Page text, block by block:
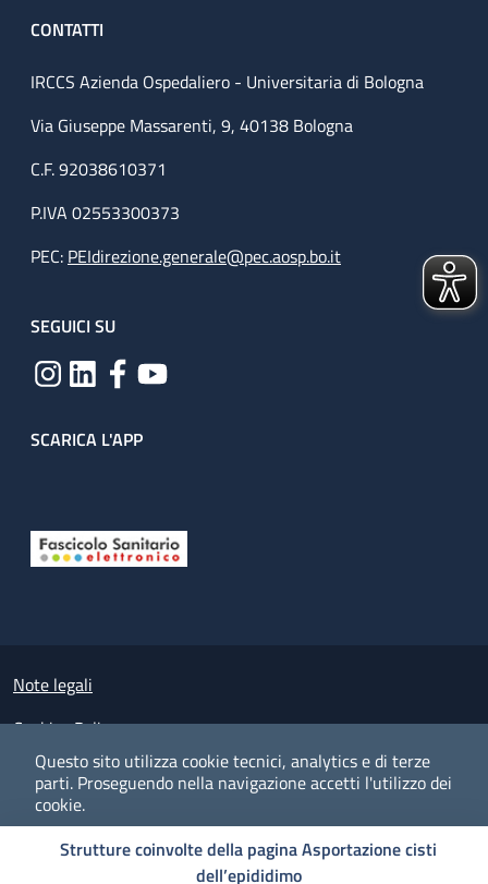
Questo sito utilizza cookie tecnici, analytics e di terze
parti. Proseguendo nella navigazione accetti l'utilizzo dei
cookie.
PREFERENZECOOKIESACCETTO
Strutture coinvolte della pagina Asportazione cisti
dell’epididimo
CONTATTI
IRCCS Azienda Ospedaliero - Universitaria di Bologna
Via Giuseppe Massarenti, 9, 40138 Bologna
C.F. 92038610371
P.IVA 02553300373
PEC: PEIdirezione.generale@pec.aosp.bo.it
SEGUICI SU
SCARICA L'APP
Small prints
Note legali
Cookies Policy
Policy privacy e protezione del dato personale
Albo pretorio on-line
Dichiarazione di accessibilità